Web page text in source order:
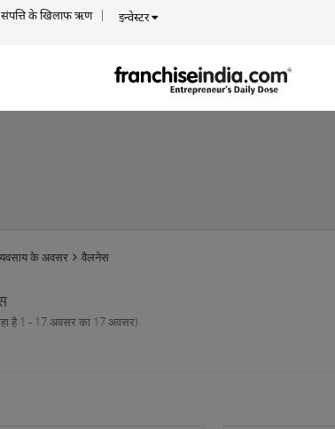
संपत्ति के खिलाफ ऋण इन्वेस्टर
के अवसर वैलनेस
है 1 - 17 अवसर का 17 अवसर)